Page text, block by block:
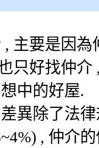
, 主要是因
只好找仲
中的好屋.
異除了法
, 仲介